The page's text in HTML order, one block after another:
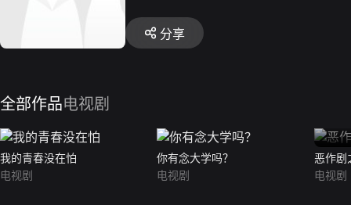
分享
全部作品电视剧
我的青春没在怕
电视剧
你有念大学吗？
电视剧
恶作剧
电视剧